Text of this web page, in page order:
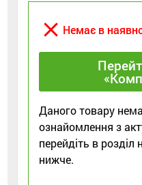
close Немає в
Даного товару
ознайомлення з
перейдіть в
нижче.